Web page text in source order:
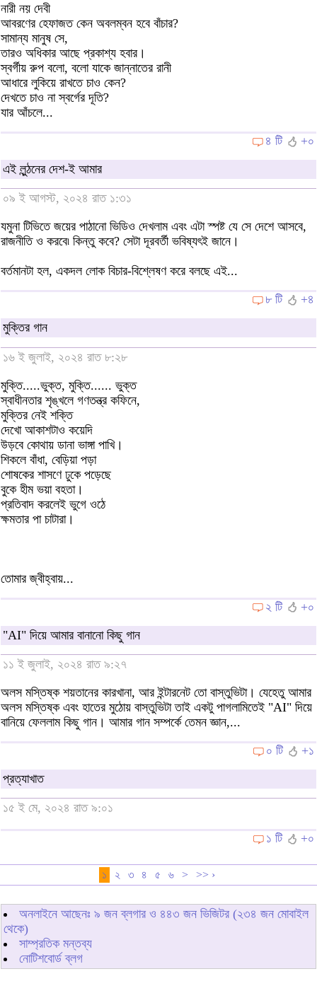
নারী নয় দেবী
আবরণের হেফাজত কেন অবলম্বন হবে বাঁচার?
সামান্য মানুষ সে,
তারও অধিকার আছে প্রকাশ্য হবার।
স্বর্গীয় রুপ বলো, বলো যাকে জান্নাতের রানী
আধারে লুকিয়ে রাখতে চাও কেন?
দেখতে চাও না স্বর্গের দূতি?
যার আঁচলে...
৪ টি
+০
এই লুন্ঠনের দেশ-ই আমার
০৯ ই আগস্ট, ২০২৪ রাত ১:৩১
যমুনা টিভিতে জয়ের পাঠানো ভিডিও দেখলাম এবং এটা স্পষ্ট যে সে দেশে আসবে,
রাজনীতি ও করবে৷ কিন্তু কবে? সেটা দূরবর্তী ভবিষ্যৎই জানে।
বর্তমানটা হল, একদল লোক বিচার-বিশ্লেষণ করে বলছে এই...
৮ টি
+৪
মুক্তির গান
১৬ ই জুলাই, ২০২৪ রাত ৮:২৮
মুক্তি.....ভুক্ত, মুক্তি...... ভুক্ত
স্বাধীনতার শৃঙ্খলে গণতন্ত্র কফিনে,
মুক্তির নেই শক্তি
দেখো আকাশটাও কয়েদি
উড়বে কোথায় ডানা ভাঙ্গা পাখি।
শিকলে বাঁধা, বেড়িয়া পড়া
শোষকের শাসণে ঢুকে পড়েছে
বুকে হীম ভয়া বহতা।
প্রতিবাদ করলেই ভুগে ওঠে
ক্ষমতার পা চাটারা।
তোমার জ্বীহ্বায়...
২ টি
+০
"AI" দিয়ে আমার বানানো কিছু গান
১১ ই জুলাই, ২০২৪ রাত ৯:২৭
অলস মস্তিষ্ক শয়তানের কারখানা, আর ইন্টারনেট তো বাস্তুভিটা। যেহেতু আমার
অলস মস্তিষ্ক এবং হাতের মুঠোয় বাস্তুভিটা তাই একটু পাগলামিতেই "AI" দিয়ে
বানিয়ে ফেললাম কিছু গান। আমার গান সম্পর্কে তেমন জ্ঞান,...
০ টি
+১
প্রত্যাখাত
১৫ ই মে, ২০২৪ রাত ৯:০১
১ টি +০
১ ২ ৩ ৪ ৫ ৬ > >> ›
অনলাইনে আছেনঃ ৯ জন ব্লগার ও ৪৪৩ জন ভিজিটর (২৩৪ জন মোবাইল
থেকে)
সাম্প্রতিক মন্তব্য
নোটিশবোর্ড ব্লগ